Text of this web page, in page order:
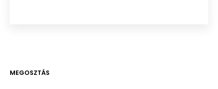
MEGOSZTÁS